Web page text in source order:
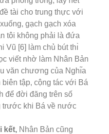
tài cho trung thực với
gạch gạch xóa
tôi không phải là đứa
Vũ [6] làm chủ bút thı̀
viết nhờ làm Nhân Bản
văn chương của Nghı̃a
biên tập, cộng tác với Bá
để đời đăng trên số
trước khi Bá về nước
kết, Nhân Bản cũng